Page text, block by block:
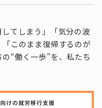
してしまう」「気分の波
このまま復帰するのが
“働く一歩”を、私たち